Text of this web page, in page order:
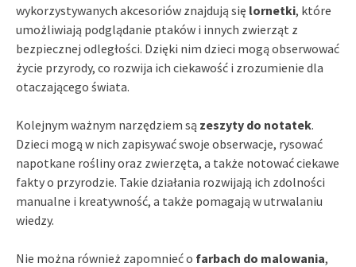
wykorzystywanych akcesoriów znajdują się lornetki, które
umożliwiają podglądanie ptaków i innych zwierząt z
bezpiecznej odległości. Dzięki nim dzieci mogą obserwować
życie przyrody, co rozwija ich ciekawość i zrozumienie dla
otaczającego świata.
Kolejnym ważnym narzędziem są zeszyty do notatek.
Dzieci mogą w nich zapisywać swoje obserwacje, rysować
napotkane rośliny oraz zwierzęta, a także notować ciekawe
fakty o przyrodzie. Takie działania rozwijają ich zdolności
manualne i kreatywność, a także pomagają w utrwalaniu
wiedzy.
Nie można również zapomnieć o farbach do malowania,